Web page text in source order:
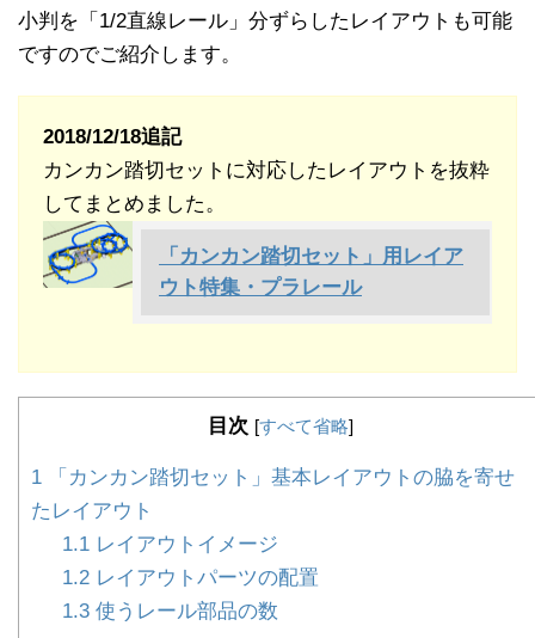
小判を「1/2直線レール」分ずらしたレイアウトも可能
ですのでご紹介します。
2018/12/18追記
カンカン踏切セットに対応したレイアウトを抜粋
してまとめました。
「カンカン踏切セット」用レイア
ウト特集・プラレール
目次 [すべて省略]
1 「カンカン踏切セット」基本レイアウトの脇を寄せ
たレイアウト
1.1レイアウトイメージ
1.2レイアウトパーツの配置
1.3使うレール部品の数